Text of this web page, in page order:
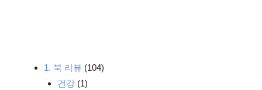
1. 북 리뷰 (104)
건강(1)